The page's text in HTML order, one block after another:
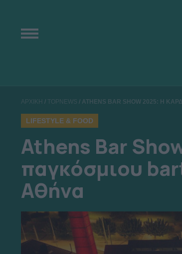
ΑΡΧΙΚΗ / TOPNEWS / ATHENS BAR SHOW 2025: Η
LIFESTYLE & FOOD
Athens Bar
παγκόσμιου
Αθήνα